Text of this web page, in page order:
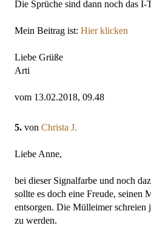
Die Sprüche sind dann noch das I-
Mein Beitrag ist: Hier klicken
Liebe Grüße
Arti
vom 13.02.2018, 09.48
5. von Christa J.
Liebe Anne,
bei dieser Signalfarbe und noch
sollte es doch eine Freude, seinen
entsorgen. Die Mülleimer schreien
zu werden.